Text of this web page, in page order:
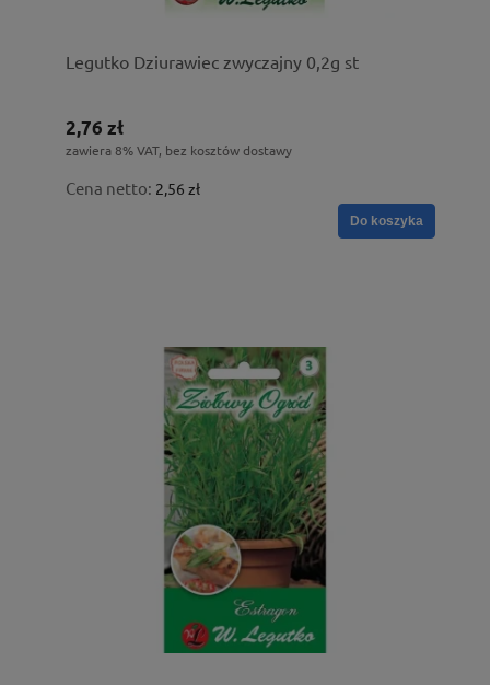
Legutko Dziurawiec zwyczajny 0,2g st
2,76 zł
zawiera 8% VAT, bez kosztów dostawy
Cena netto: 2,56 zł
Do koszyka